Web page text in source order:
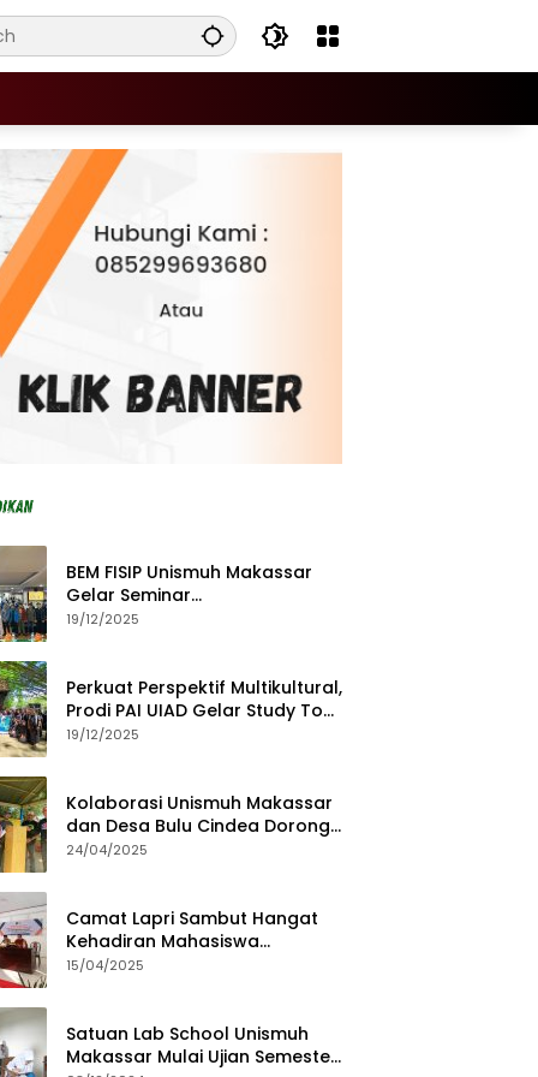
BEM FISIP Unismuh Makassar
Gelar Seminar
Keperempuanan, Bahas
19/12/2025
Perkuat Perspektif Multikultural,
Prodi PAI UIAD Gelar Study Tour
ke Kajang
19/12/2025
Kolaborasi Unismuh Makassar
dan Desa Bulu Cindea Dorong
Sentra Garam Industri
24/04/2025
Camat Lapri Sambut Hangat
Kehadiran Mahasiswa
PoltekMu
15/04/2025
Satuan Lab School Unismuh
Makassar Mulai Ujian Semester,